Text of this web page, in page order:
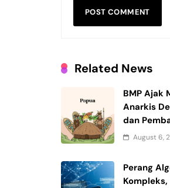
Related News
BMP Ajak
Anarkis
dan
August 6,
Perang